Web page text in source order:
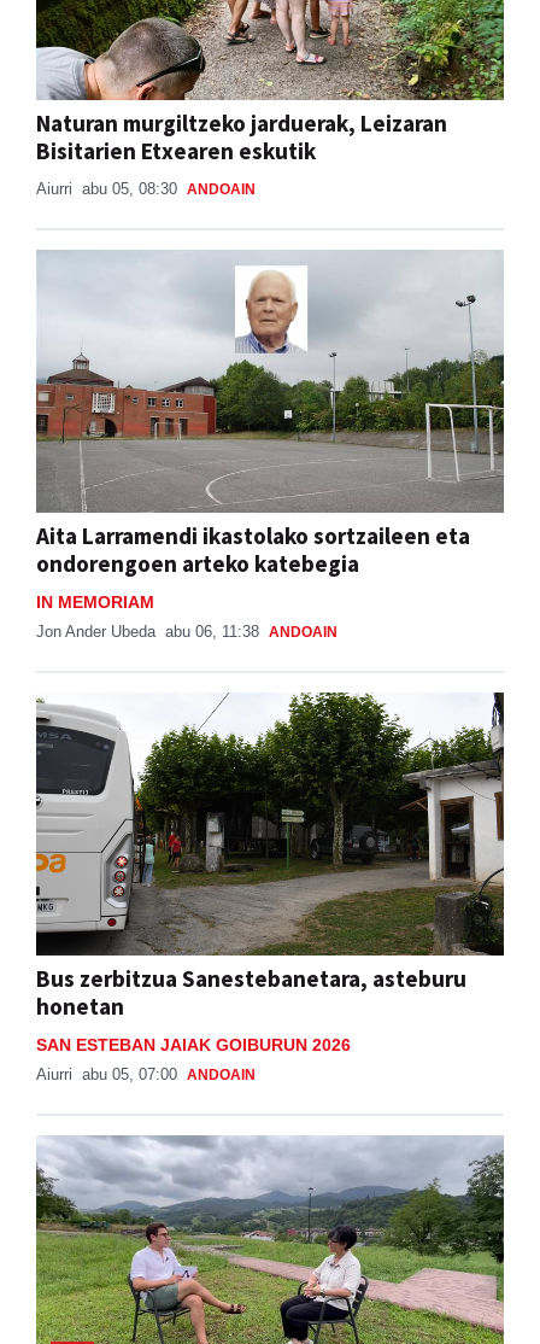
Naturan murgiltzeko jarduerak, Leizaran
Bisitarien Etxearen eskutik
Aiurri abu 05, 08:30 ANDOAIN
Aita Larramendi ikastolako sortzaileen eta
ondorengoen arteko katebegia
IN MEMORIAM
Jon Ander Ubeda abu 06, 11:38 ANDOAIN
Bus zerbitzua Sanestebanetara, asteburu
honetan
SAN ESTEBAN JAIAK GOIBURUN 2026
Aiurri abu 05, 07:00 ANDOAIN